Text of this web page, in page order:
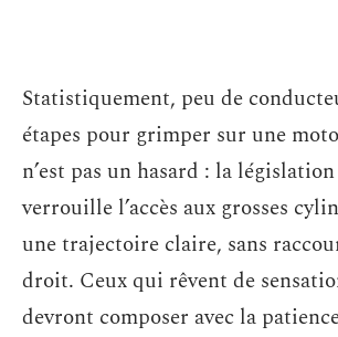
Statistiquement, peu de
étapes pour grimper sur une
n’est pas un hasard : la
verrouille l’accès aux grosses
une trajectoire claire, sans
droit. Ceux qui rêvent de
devront composer avec la